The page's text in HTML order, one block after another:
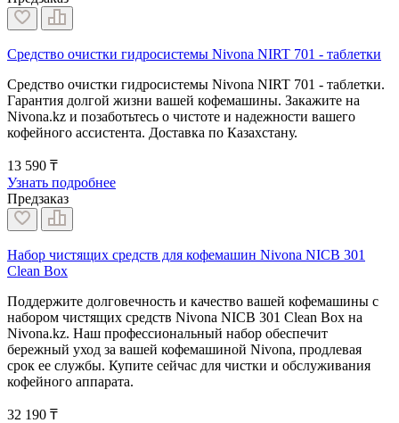
Средство очистки гидросистемы Nivona NIRT 701 - таблетки
Средство очистки гидросистемы Nivona NIRT 701 - таблетки.
Гарантия долгой жизни вашей кофемашины. Закажите на
Nivona.kz и позаботьтесь о чистоте и надежности вашего
кофейного ассистента. Доставка по Казахстану.
13 590 ₸
Узнать подробнее
Предзаказ
Набор чистящих средств для кофемашин Nivona NICB 301
Clean Box
Поддержите долговечность и качество вашей кофемашины с
набором чистящих средств Nivona NICB 301 Clean Box на
Nivona.kz. Наш профессиональный набор обеспечит
бережный уход за вашей кофемашиной Nivona, продлевая
срок ее службы. Купите сейчас для чистки и обслуживания
кофейного аппарата.
32 190 ₸